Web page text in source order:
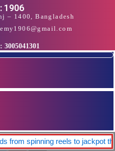
1906
– 1400, Bangladesh
3005041301
from spinning reels to jackpot